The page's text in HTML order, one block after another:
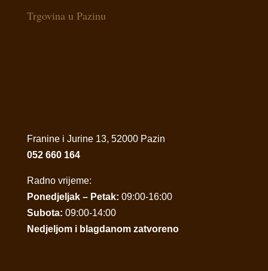
Trgovina u Pazinu
Franine i Jurine 13, 52000 Pazin
052 660 164
Radno vrijeme:
Ponedjeljak – Petak: 09:00-16:00
Subota: 09:00-14:00
Nedjeljom i blagdanom zatvoreno